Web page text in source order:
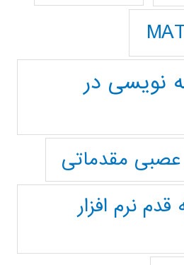
نویسی در
مقدماتی
نرم افزار